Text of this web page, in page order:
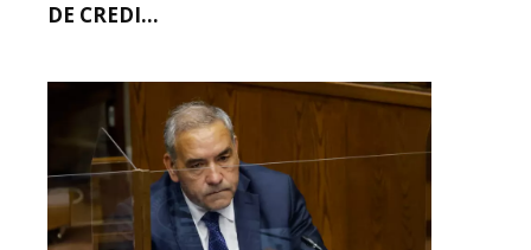
DE CREDI...